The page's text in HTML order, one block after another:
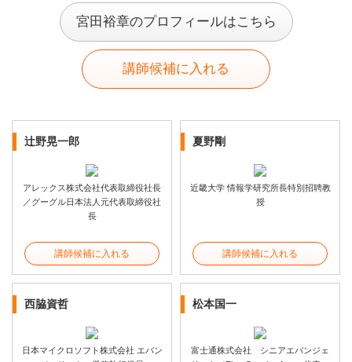
宮田裕章のプロフィールはこちら
講師候補に入れる
辻野晃一郎
アレックス株式会社代表取締役社長
／グーグル日本法人元代表取締役社
長
講師候補に入れる
夏野剛
近畿大学 情報学研究所長特別招聘教
授
講師候補に入れる
西脇資哲
日本マイクロソフト株式会社 エバン
松本国一
富士通株式会社 シニアエバンジェ